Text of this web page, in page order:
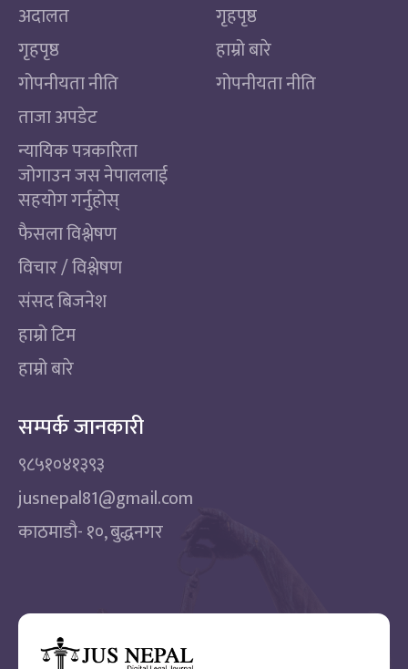
अदालत
गृहपृष्ठ
गोपनीयता नीति
ताजा अपडेट
न्यायिक पत्रकारिता
जोगाउन जस नेपाललाई
सहयोग गर्नुहोस्
फैसला विश्लेषण
विचार / विश्लेषण
संसद बिजनेश
हाम्रो टिम
हाम्रो बारे
गृहपृष्ठ
हाम्रो बारे
गोपनीयता नीति
सम्पर्क जानकारी
९८५१०४१३९३
jusnepal81@gmail.com
काठमाडाै‌- १०, बुद्धनगर